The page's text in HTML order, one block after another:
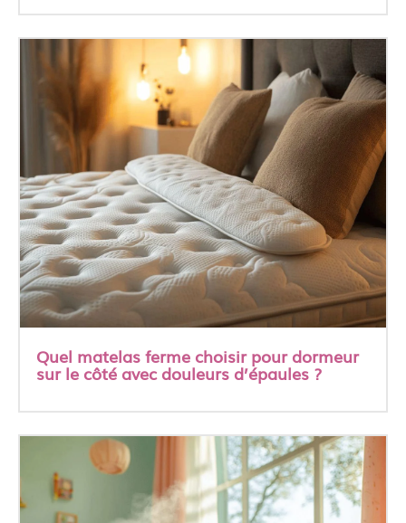
Quel matelas ferme choisir pour dormeur
sur le côté avec douleurs d’épaules ?